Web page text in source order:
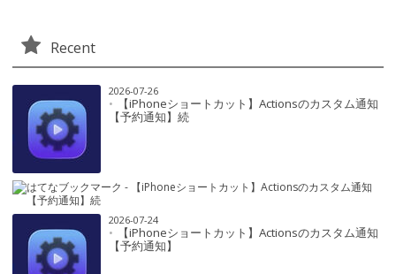
Recent
2026-07-26
【iPhoneショートカット】Actionsのカスタム通知
【予約通知】続
2026-07-24
【iPhoneショートカット】Actionsのカスタム通知
【予約通知】